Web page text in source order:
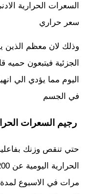
سعر حراري
وذلك لان معظم الذين
اليوم مما يؤدي الي
في الجسم
رجيم السعرات الحرارية
حتي تنقص وزنك
مرات في الاسبوع